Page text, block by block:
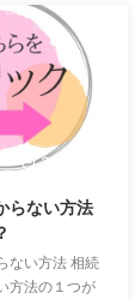
2023/1/27
らない方法
ない方法 相続
方法の１つが